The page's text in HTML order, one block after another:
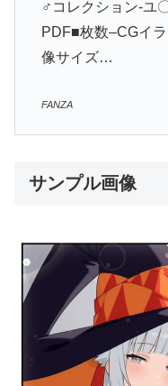
♂コレクション-ユ
PDF■枚数–CGイ
像サイズ…
FANZA
サンプル画像